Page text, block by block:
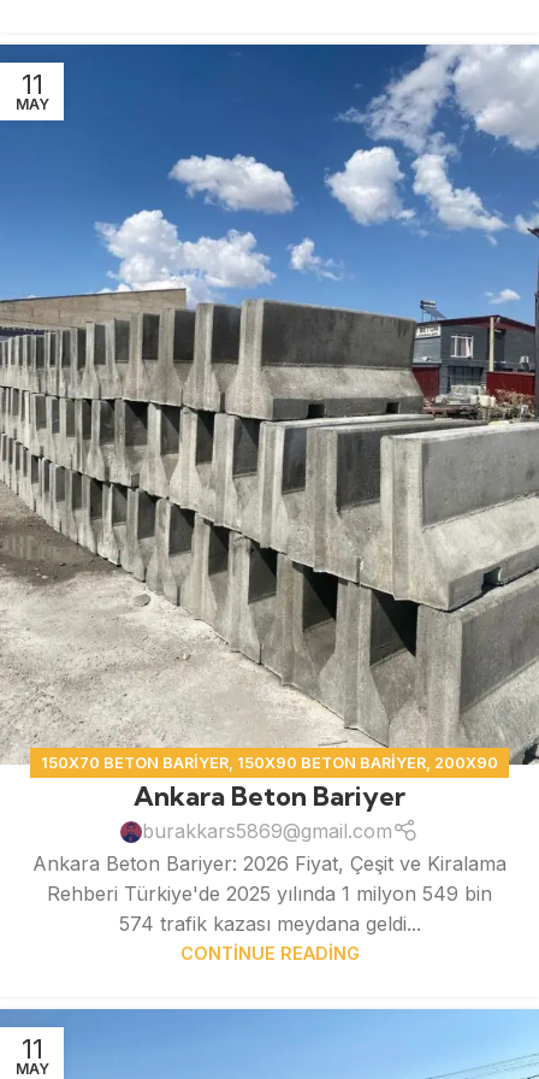
11
MAY
150X70 BETON BARIYER 150X90 BETON BARIYER 200X90
BETON BARIYER,BETON BARIYER
Ankara Beton Bariyer
burakkars5869@gmail.com
Ankara Beton Bariyer: 2026 Fiyat, Çeşit ve Kiralama
Rehberi Türkiye'de 2025 yılında 1 milyon 549 bin
574 trafik kazası meydana geldi...
CONTINUE READING
11
MAY